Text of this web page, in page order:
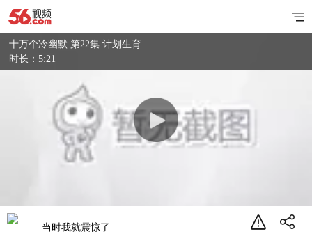
十万个冷幽默 第22集 计划生育
时长：5:21
当时我就震惊了